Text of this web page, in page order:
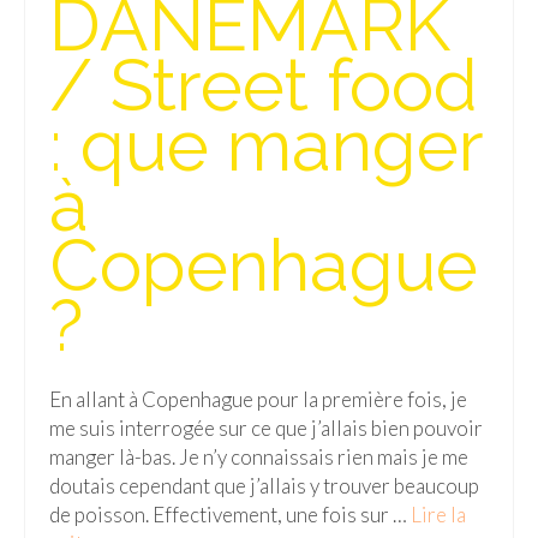
Isla del Sol
Lac Titicaca
Salar d’Uyuni
Paraguay
Machu Picchu
ASIE
Chine
DANEMARK
/ Street food
: que manger
à
Copenhague
?
En allant à Copenhague pour la première fois, je
me suis interrogée sur ce que j’allais bien pouvoir
manger là-bas. Je n’y connaissais rien mais je me
doutais cependant que j’allais y trouver beaucoup
de poisson. Effectivement, une fois sur … Lire la